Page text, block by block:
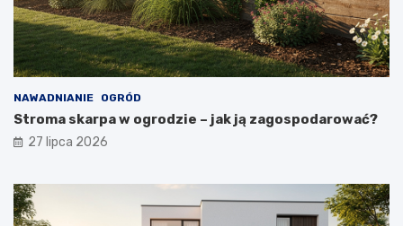
NAWADNIANIE OGRÓD
Stroma skarpa w ogrodzie – jak ją zagospodarować?
27 lipca 2026